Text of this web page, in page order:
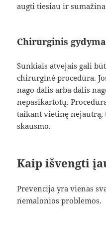
augti tiesiau ir
Chirurginis
Sunkiais atvejais gali
chirurginė procedūra.
nago dalis arba dalis
nepasikartotų.
taikant vietinę nejautrą,
skausmo.
Kaip išvengti
Prevencija yra vienas
nemalonios problemos.